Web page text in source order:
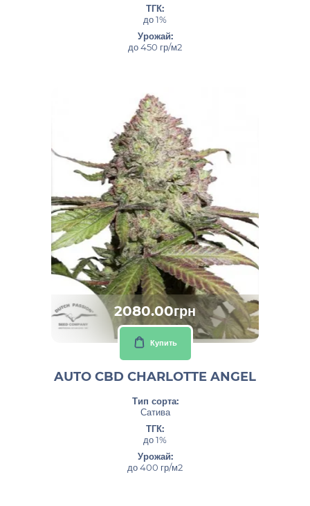
ТГК:
до 1%
Урожай:
до 450 гр/м2
2080.00грн
Купить
AUTO CBD CHARLOTTE ANGEL
Тип сорта:
Сатива
ТГК:
до 1%
Урожай:
до 400 гр/м2